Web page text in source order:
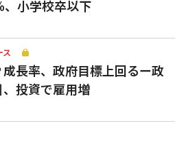
、小学校卒以下
成長率、政府目標上回るー政
投資で雇用増